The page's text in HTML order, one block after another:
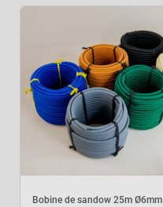
Bobine de sandow 25m Ø6mm